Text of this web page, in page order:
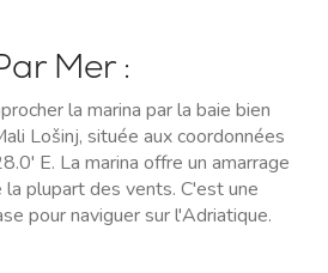
Mer :
la marina par la baie bien
Lošinj, située aux coordonnées
E. La marina offre un amarrage
plupart des vents. C'est une
pour naviguer sur l'Adriatique.